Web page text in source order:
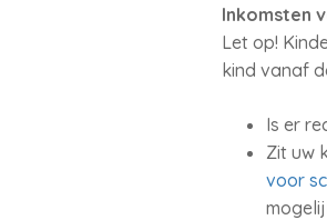
Inkomsten
Let op!
kind vanaf
Is er
Zit uw
voor